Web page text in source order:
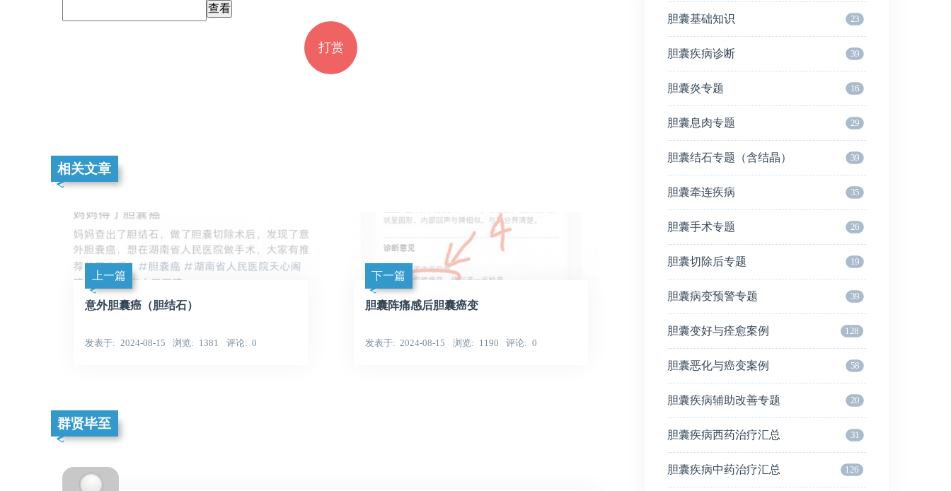
打赏
相关文章
上一篇
意外胆囊癌（胆结石）
发表于 2024-08-15 浏览 1381 评论 0
下一篇
胆囊阵痛感后胆囊癌变
发表于 2024-08-15 浏览 1190 评论 0
群贤毕至
胆囊基础知识 23
胆囊疾病诊断 39
胆囊炎专题 16
胆囊息肉专题 29
胆囊结石专题（含结晶） 39
胆囊牵连疾病 35
胆囊手术专题 26
胆囊切除后专题 19
胆囊病变预警专题 39
胆囊变好与痊愈案例 128
胆囊恶化与癌变案例 58
胆囊疾病辅助改善专题 20
胆囊疾病西药治疗汇总 31
胆囊疾病中药治疗汇总 126